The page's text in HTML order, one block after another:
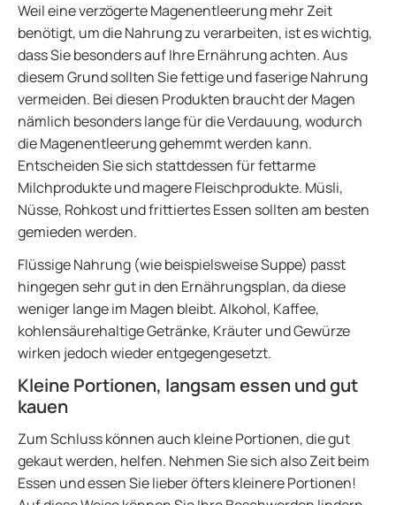
Weil eine verzögerte Magenentleerung mehr Zeit
benötigt, um die Nahrung zu verarbeiten, ist es wichtig,
dass Sie besonders auf Ihre Ernährung achten. Aus
diesem Grund sollten Sie fettige und faserige Nahrung
vermeiden. Bei diesen Produkten braucht der Magen
nämlich besonders lange für die Verdauung, wodurch
die Magenentleerung gehemmt werden kann.
Entscheiden Sie sich stattdessen für fettarme
Milchprodukte und magere Fleischprodukte. Müsli,
Nüsse, Rohkost und frittiertes Essen sollten am besten
gemieden werden.
Flüssige Nahrung (wie beispielsweise Suppe) passt
hingegen sehr gut in den Ernährungsplan, da diese
weniger lange im Magen bleibt. Alkohol, Kaffee,
kohlensäurehaltige Getränke, Kräuter und Gewürze
wirken jedoch wieder entgegengesetzt.
Kleine Portionen, langsam essen und gut
kauen
Zum Schluss können auch kleine Portionen, die gut
gekaut werden, helfen. Nehmen Sie sich also Zeit beim
Essen und essen Sie lieber öfters kleinere Portionen!